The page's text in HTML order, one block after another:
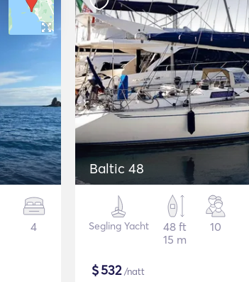
4
Baltic 48
Segling Yacht
48 ft
15 m
10
$532/natt